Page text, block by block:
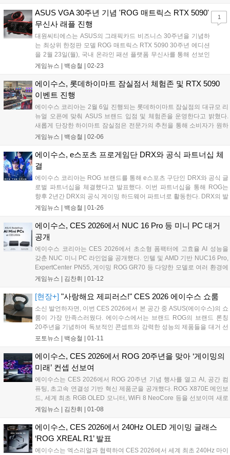
KJP는 코지마 프로덕션 디자인을 담은 한정판 스페셜 에디션으로 전설
적인 아티스트 신카와 요지의 컨셉 아트 기반 디자인 요소를 제품 디테
일에 적용해 협업 아이덴티티를 강화했다. 또한 전용 케이스와 커스텀
패키징, 맞춤형 전원 어댑터, Armoury Crate 전용 테마 등 스페셜 에디션
만의 구성을 제공해 소장 가치를 높였다....
ASUS VGA 30주년 기념 'ROG 매트릭스 RTX 5090'
무신사 래플 진행
대원씨티에스는 ASUS의 그래픽카드 비즈니스 30주년을 기념하
는 최상위 한정판 모델 ROG 매트릭스 RTX 5090 30주년 에디션
을 2월 23일(월), 국내 온라인 패션 플랫폼 무신사를 통해 선보인
다. 이번에 선보이는 'ROG 매트릭스 RTX 5090 30주년 에디션'은
을 집대성한 제품이다. 엔비디아의 최신 플래그십 GPU인
GeForce RTX 5090을 기반으로, ASUS만의 독보적인 쿨링 솔루
션과 프리미엄 디자인이 적용되었다....
게임뉴스 | 백승철 02-23
1
에이수스, 롯데하이마트 잠실점서 체험존 및 RTX 5090
이벤트 진행
에이수스 코리아는 2월 6일 진행되는 롯데하이마트 잠실점의 대규모 리
뉴얼 오픈에 맞춰 ASUS 브랜드 입점 및 체험존을 운영한다고 밝혔다.
새롭게 단장한 하이마트 잠실점은 전문가의 추천을 통해 소비자가 원하
는 사양으로 맞춤형 조립 PC를 구매할 수 있는 전용 공간인 '조립 PC
ROG(Republic of Gamers)를 비롯해 TUF Gaming, ProArt, Prime 등 다
양한 제품 라인업을 전시하고, 신뢰성 높은 고성능 PC를 구성할 수 있는
'Powered by ASUS' PC 솔루션을 선보인다....
게임뉴스 | 백승철 02-06
에이수스, e스포츠 프로게임단 DRX와 공식 파트너십 체
결
에이수스 코리아는 ROG 브랜드를 통해 e스포츠 구단인 DRX와 공식 글
로벌 파트너십을 체결했다고 발표했다. 이번 파트너십을 통해 ROG는
향후 2년간 DRX의 공식 게이밍 하드웨어 파트너로 활동한다. DRX의 발
로란트(Valorant) 및 리그 오브 레전드(League of Legends) 팀을 비롯해
경기에서 ROG의 신기술이 적용된 게이밍 기어를 사용하게 된다....
게임뉴스 | 백승철 01-26
에이수스, CES 2026에서 NUC 16 Pro 등 미니 PC 대거
공개
에이수스 코리아는 CES 2026에서 초소형 폼팩터에 고효율 AI 성능을
갖춘 NUC 미니 PC 라인업을 공개했다. 인텔 및 AMD 기반 NUC16 Pro,
ExpertCenter PN55, 게이밍 ROG GR70 등 다양한 모델로 여러 환경에
강력한 성능과 확장성을 제공한다....
게임뉴스 | 김찬휘 01-12
[현장+] "사랑해요 제피러스!" CES 2026 에이수스 쇼룸
소신 발언하자면, 이번 CES 2026에서 본 공간 중 ASUS(에이수스)의 쇼
룸이 가장 만족스러웠다. 에이수스에서는 브랜드 ROG의 브랜드 론칭
20주년을 기념하여 독보적인 콘셉트와 강력한 성능의 제품들을 대거 선
보였다. 특히 240Hz 마이크로 OLED를 탑재한 ROG XREAL R1 AR 게
로 담은 ROG Flow Z13-KJP, 본격적으로 타깃을 잡고 브랜드화되고 있
는 ProArt 라인업과 고프로(GoPro)와의 협업으로 선보이는 노트북까
지....
포토뉴스 | 백승철 01-11
에이수스, CES 2026에서 ROG 20주년을 맞아 ‘게이밍의
미래’ 컨셉 선보여
에이수스는 CES 2026에서 ROG 20주년 기념 행사를 열고 AI, 공간 컴
퓨팅, 초고속 연결성 기반 혁신 제품군을 공개했다. ROG X870E 메인보
드, 세계 최초 RGB OLED 모니터, WiFi 8 NeoCore 등을 선보이며 새로
운 게이밍 표준을 제시했다....
게임뉴스 | 김찬휘 01-08
에이수스, CES 2026에서 240Hz OLED 게이밍 글래스
‘ROG XREAL R1’ 발표
에이수스는 엑스리얼과 협력하여 CES 2026에서 세계 최초 240Hz 마이